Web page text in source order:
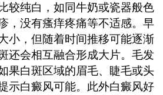
较纯白，如同牛奶或瓷器般色
，没有瘙痒疼痛等不适感。早
小，但随着时间推移可能逐渐
还会相互融合形成大片。毛发
果白斑区域的眉毛、睫毛或头
示白癜风可能。此外白癜风好